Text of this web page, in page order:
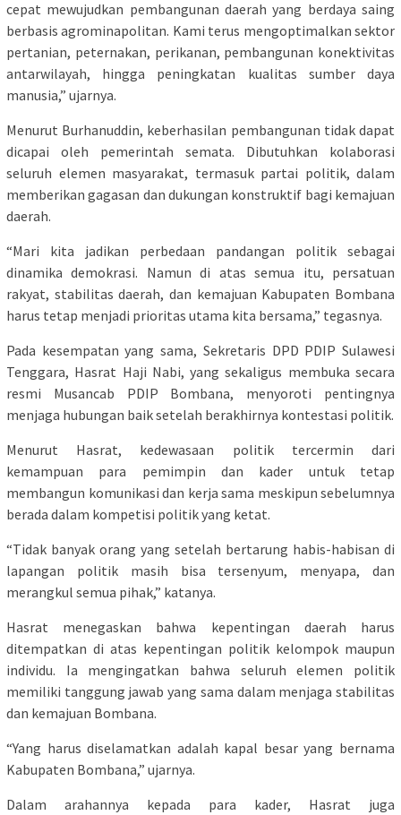
cepat mewujudkan pembangunan daerah yang berdaya saing
berbasis agrominapolitan. Kami terus mengoptimalkan sektor
pertanian, peternakan, perikanan, pembangunan konektivitas
antarwilayah, hingga peningkatan kualitas sumber daya
manusia,” ujarnya.
Menurut Burhanuddin, keberhasilan pembangunan tidak dapat
dicapai oleh pemerintah semata. Dibutuhkan kolaborasi
seluruh elemen masyarakat, termasuk partai politik, dalam
memberikan gagasan dan dukungan konstruktif bagi kemajuan
daerah.
“Mari kita jadikan perbedaan pandangan politik sebagai
dinamika demokrasi. Namun di atas semua itu, persatuan
rakyat, stabilitas daerah, dan kemajuan Kabupaten Bombana
harus tetap menjadi prioritas utama kita bersama,” tegasnya.
Pada kesempatan yang sama, Sekretaris DPD PDIP Sulawesi
Tenggara, Hasrat Haji Nabi, yang sekaligus membuka secara
resmi Musancab PDIP Bombana, menyoroti pentingnya
menjaga hubungan baik setelah berakhirnya kontestasi politik.
Menurut Hasrat, kedewasaan politik tercermin dari
kemampuan para pemimpin dan kader untuk tetap
membangun komunikasi dan kerja sama meskipun sebelumnya
berada dalam kompetisi politik yang ketat.
“Tidak banyak orang yang setelah bertarung habis-habisan di
lapangan politik masih bisa tersenyum, menyapa, dan
merangkul semua pihak,” katanya.
Hasrat menegaskan bahwa kepentingan daerah harus
ditempatkan di atas kepentingan politik kelompok maupun
individu. Ia mengingatkan bahwa seluruh elemen politik
memiliki tanggung jawab yang sama dalam menjaga stabilitas
dan kemajuan Bombana.
“Yang harus diselamatkan adalah kapal besar yang bernama
Kabupaten Bombana,” ujarnya.
Dalam arahannya kepada para kader, Hasrat juga